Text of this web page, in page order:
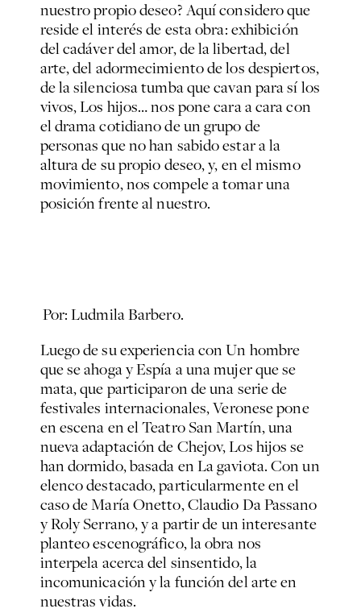
nuestro propio deseo? Aquí considero que
reside el interés de esta obra: exhibición
del cadáver del amor, de la libertad, del
arte, del adormecimiento de los despiertos,
de la silenciosa tumba que cavan para sí los
vivos, Los hijos… nos pone cara a cara con
el drama cotidiano de un grupo de
personas que no han sabido estar a la
altura de su propio deseo, y, en el mismo
movimiento, nos compele a tomar una
posición frente al nuestro.
Por: Ludmila Barbero.
Luego de su experiencia con Un hombre
que se ahoga y Espía a una mujer que se
mata, que participaron de una serie de
festivales internacionales, Veronese pone
en escena en el Teatro San Martín, una
nueva adaptación de Chejov, Los hijos se
han dormido, basada en La gaviota. Con un
elenco destacado, particularmente en el
caso de María Onetto, Claudio Da Passano
y Roly Serrano, y a partir de un interesante
planteo escenográfico, la obra nos
interpela acerca del sinsentido, la
incomunicación y la función del arte en
nuestras vidas.